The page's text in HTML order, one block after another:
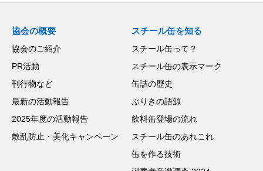
協会の概要
協会のご紹介
PR活動
刊行物など
最新の活動報告
2025年度の活動報告
散乱防止・美化キャンペーン
スチール缶を知る
スチール缶って？
スチール缶の表示マーク
缶詰の歴史
ぶりきの語源
飲料缶登場の流れ
スチール缶のあれこれ
缶を作る技術